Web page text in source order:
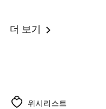
더 보기
위시리스트